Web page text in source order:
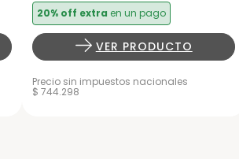
20% off extra en un pago
VER PRODUCTO
Precio sin impuestos nacionales
$ 744.298